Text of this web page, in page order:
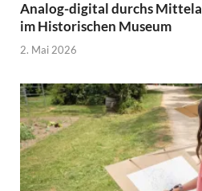
Analog-digital durchs
im Historischen Museum
2. Mai 2026